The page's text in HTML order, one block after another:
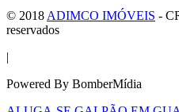
© 2018 ADIMCO IMÓVEIS -
reservados
|
Powered By BomberMídia